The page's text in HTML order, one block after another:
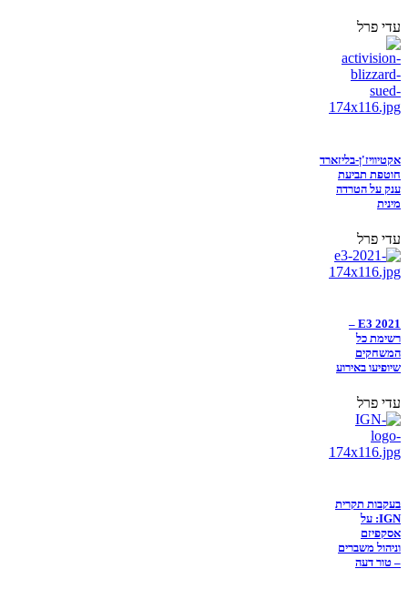
עדי פרל
אקטיוויז'ן-בליזארד
חוטפת תביעת
ענק על הטרדה
מינית
עדי פרל
E3 2021 –
רשימת כל
המשחקים
שיופיעו באירוע
עדי פרל
בעקבות תקרית
IGN: על
אסקפיזם
וניהול משברים
– טור דעה